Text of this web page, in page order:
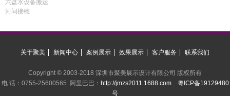
六盘水设备搬运
河间接穗
关于聚美 新闻中心 案例展示 效果展示 客户服务 联系我们
Copyright © 2003-2018 深圳市聚美展示设计有限公司 版权所有
电 话：0755-25600565 阿里巴巴： http://jmzs2011.1688.com
粤ICP备19129480
号